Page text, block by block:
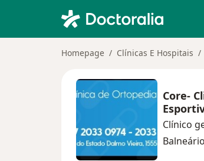
Homepage Clínicas E Hospitais
Core-
Clínico